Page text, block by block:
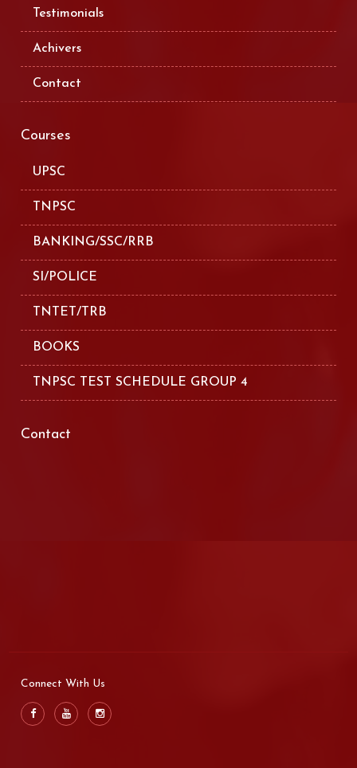
Testimonials
Achivers
Contact
Courses
UPSC
TNPSC
BANKING/SSC/RRB
SI/POLICE
TNTET/TRB
BOOKS
TNPSC TEST SCHEDULE GROUP 4
Contact
Connect With Us